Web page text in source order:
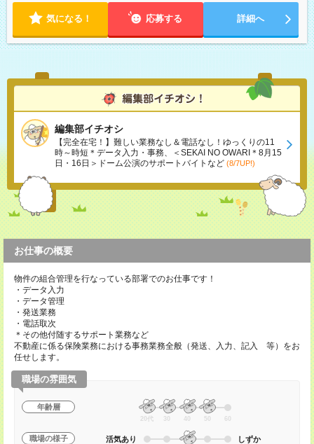
気になる！ 応募する 詳細へ
編集部イチオシ
【完全在宅！】難しい業務なし＆電話なし！ゆっくりの11
時～時短＊データ入力・事務、＜SEKAI NO OWARI＊8月15
日・16日＞ドーム公演のサポートバイトなど (8/7UP!)
お仕事の概要
物件の組合管理を行なっている部署でのお仕事です！
・データ入力
・データ管理
・発送業務
・電話取次
＊その他付随するサポート業務など
不動産に係る保険業務における事務業務全般（発送、入力、記入 等）をお
任せします。
職場の雰囲気
年齢層
20代 30 40 50 60
職場の様子 活気あり しずか